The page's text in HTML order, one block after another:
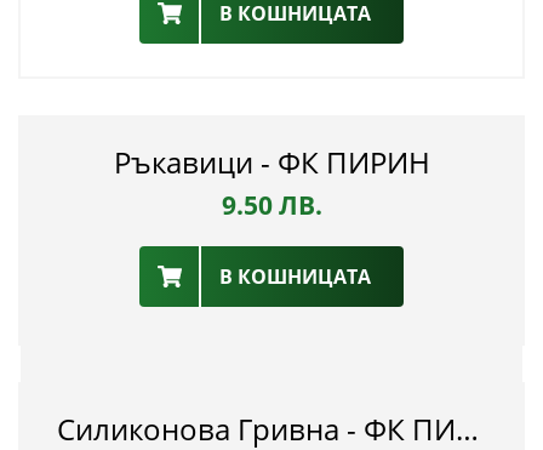
В КОШНИЦАТА
Ръкавици - ФК ПИРИН
9.50ЛВ.
В КОШНИЦАТА
Силиконова Гривна - ФК ПИРИН